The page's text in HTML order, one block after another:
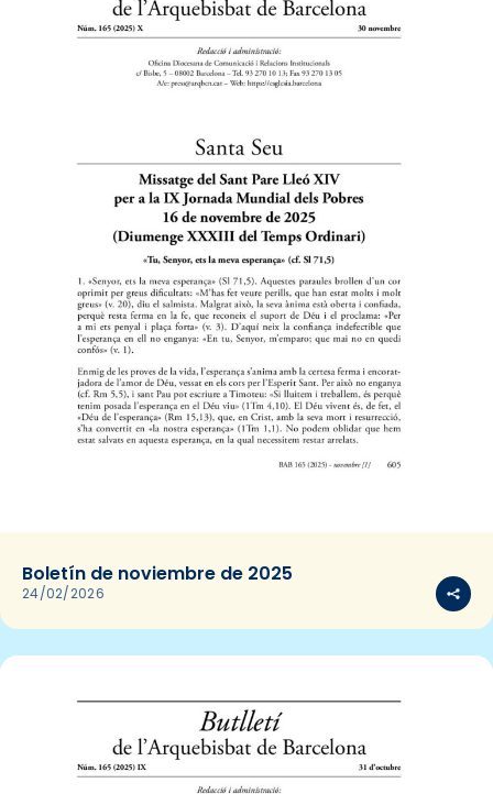
Boletín de noviembre de 2025
24/02/2026